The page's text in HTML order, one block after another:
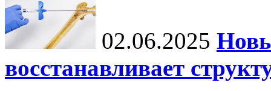
02.06.2025
восстанавливает